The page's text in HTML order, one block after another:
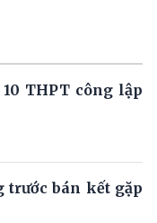
THPT công lập
trước bán kết gặp